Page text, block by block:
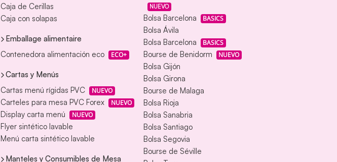
Caja de Cerillas
Caja con solapas
Emballage alimentaire
Contenedora alimentación eco
ECO+
Cartas y Menús
Cartas menú rígidas PVC
NUEVO
Carteles para mesa PVC Forex NUEVO
Display carta menú NUEVO
Flyer sintético lavable
Menú carta sintético lavable
Manteles y Consumibles de Mesa
NUEVO
Bolsa Barcelona BASICS
Bolsa Ávila
Bolsa Barcelona
BASICS
Bourse de Benidorm NUEVO
Bolsa Gijón
Bolsa Girona
Bourse de Malaga
Bolsa Rioja
Bolsa Sanabria
Bolsa Santiago
Bolsa Segovia
Bourse de Séville